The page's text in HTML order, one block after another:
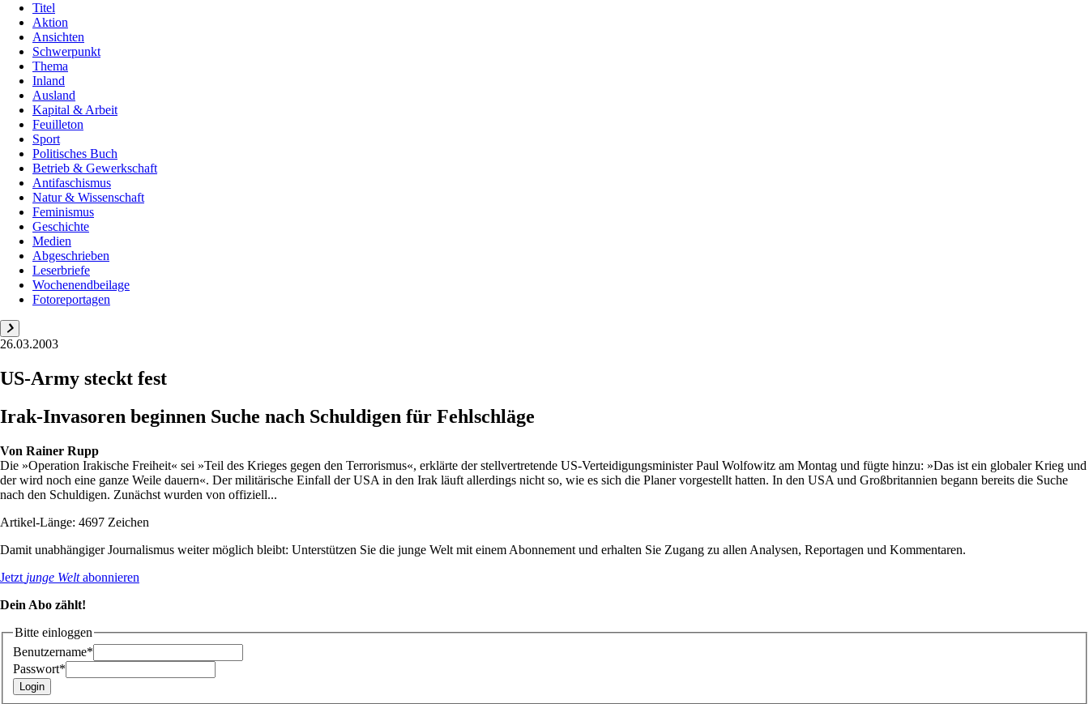
Titel
Aktion
Ansichten
Schwerpunkt
Thema
Inland
Ausland
Kapital & Arbeit
Feuilleton
Sport
Politisches Buch
Betrieb & Gewerkschaft
Antifaschismus
Natur & Wissenschaft
Feminismus
Geschichte
Medien
Abgeschrieben
Leserbriefe
Wochenendbeilage
Fotoreportagen
26.03.2003
US-Army steckt fest
Irak-Invasoren beginnen Suche nach Schuldigen für Fehlschläge
Von Rainer Rupp
Die »Operation Irakische Freiheit« sei »Teil des Krieges gegen den Terrorismus«, erklärte der stellvertretende US-Verteidigungsminister Paul Wolfowitz am Montag und fügte hinzu: »Das ist ein globaler Krieg und
der wird noch eine ganze Weile dauern«. Der militärische Einfall der USA in den Irak läuft allerdings nicht so, wie es sich die Planer vorgestellt hatten. In den USA und Großbritannien begann bereits die Suche
nach den Schuldigen. Zunächst wurden von offiziell...
Artikel-Länge: 4697 Zeichen
Damit unabhängiger Journalismus weiter möglich bleibt: Unterstützen Sie die junge Welt mit einem Abonnement und erhalten Sie Zugang zu allen Analysen, Reportagen und Kommentaren.
Jetzt junge Weltabonnieren
Dein Abo zählt!
Bitte einloggen
Benutzername*
Passwort*